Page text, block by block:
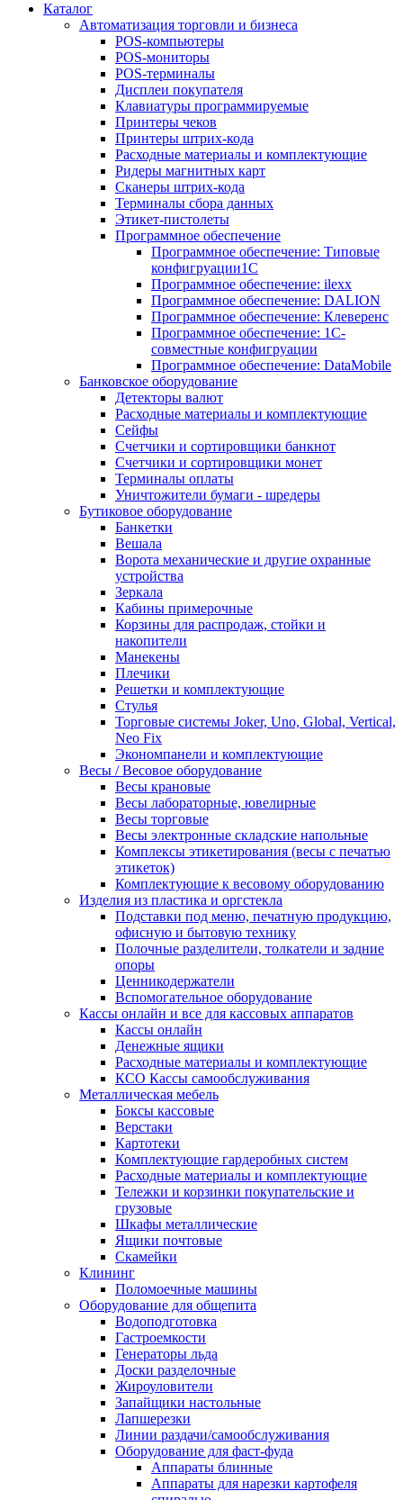
Каталог
Автоматизация торговли и бизнеса
POS-компьютеры
POS-мониторы
POS-терминалы
Дисплеи покупателя
Клавиатуры программируемые
Принтеры чеков
Принтеры штрих-кода
Расходные материалы и комплектующие
Ридеры магнитных карт
Сканеры штрих-кода
Терминалы сбора данных
Этикет-пистолеты
Программное обеспечение
Программное обеспечение: Типовые
конфигруации1С
Программное обеспечение: ilexx
Программное обеспечение: DALION
Программное обеспечение: Клеверенс
Программное обеспечение: 1С-
совместные конфигруации
Программное обеспечение: DataMobile
Банковское оборудование
Детекторы валют
Расходные материалы и комплектующие
Сейфы
Счетчики и сортировщики банкнот
Счетчики и сортировщики монет
Терминалы оплаты
Уничтожители бумаги - шредеры
Бутиковое оборудование
Банкетки
Вешала
Ворота механические и другие охранные
устройства
Зеркала
Кабины примерочные
Корзины для распродаж, стойки и
накопители
Манекены
Плечики
Решетки и комплектующие
Стулья
Торговые системы Joker, Uno, Global, Vertical,
Neo Fix
Экономпанели и комплектующие
Весы / Весовое оборудование
Весы крановые
Весы лабораторные, ювелирные
Весы торговые
Весы электронные складские напольные
Комплексы этикетирования (весы с печатью
этикеток)
Комплектующие к весовому оборудованию
Изделия из пластика и оргстекла
Подставки под меню, печатную продукцию,
офисную и бытовую технику
Полочные разделители, толкатели и задние
опоры
Ценникодержатели
Вспомогательное оборудование
Кассы онлайн и все для кассовых аппаратов
Кассы онлайн
Денежные ящики
Расходные материалы и комплектующие
КСО Кассы самообслуживания
Металлическая мебель
Боксы кассовые
Верстаки
Картотеки
Комплектующие гардеробных систем
Расходные материалы и комплектующие
Тележки и корзинки покупательские и
грузовые
Шкафы металлические
Ящики почтовые
Скамейки
Клининг
Поломоечные машины
Оборудование для общепита
Водоподготовка
Гастроемкости
Генераторы льда
Доски разделочные
Жироуловители
Запайщики настольные
Лапшерезки
Линии раздачи/самообслуживания
Оборудование для фаст-фуда
Аппараты блинные
Аппараты для нарезки картофеля